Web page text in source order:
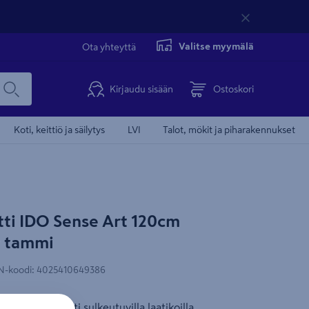
Ota yhteyttä Valitse myymälä
Kirjaudu sisään Ostoskori
Koti, keittiö ja säilytys LVI Talot, mökit ja piharakennukset
IDO Sense Art 120cm
tammi
koodi: 4025410649386